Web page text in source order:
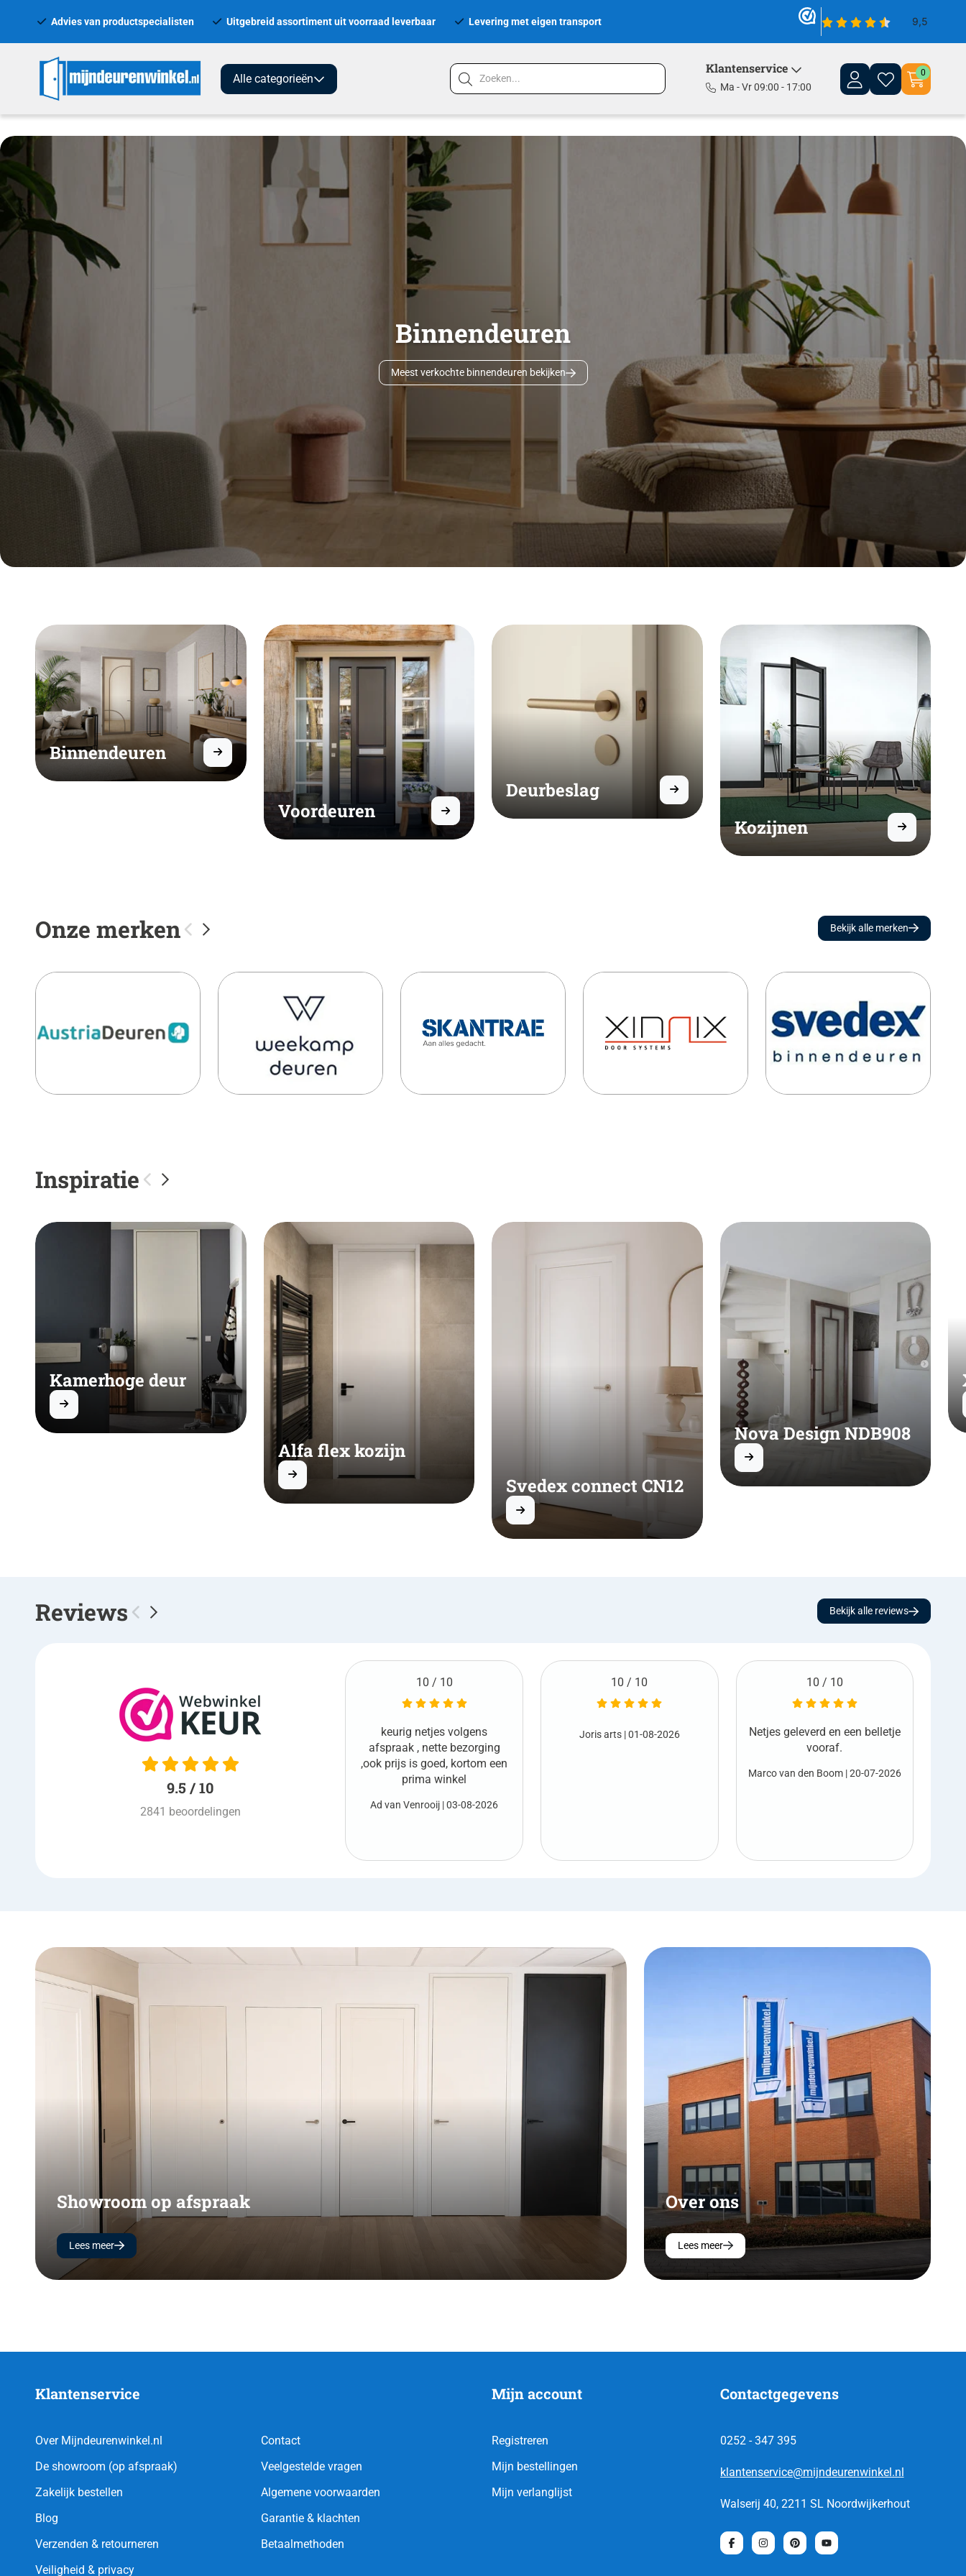
Advies van productspecialisten Uitgebreid assortiment uit voorraad leverbaar Levering met eigen transport
Alle categorieën
Klantenservice
Ma - Vr 09:00 - 17:00
0
Binnendeuren
Meest verkochte binnendeuren bekijken
Binnendeuren
Voordeuren
Deurbeslag
Kozijnen
Onze merken Bekijk alle merken
Inspiratie
Kamerhoge deur
Alfa flex kozijn
Svedex connect CN12
Nova Design NDB908
Reviews Bekijk alle reviews
9.5 / 10
2841 beoordelingen
keurig netjes volgens
,ook prijs is goed, kortom een
prima winkel
Ad van Venrooij
10 / 10
Joris arts| 01-08-2026
10 / 10
Netjes geleverd en een belletje
6 / 10
Harold Sterk| 17-07-2026
Showroom op afspraak
Lees meer
Over ons
Lees meer
Klantenservice
Over Mijndeurenwinkel.nl
De showroom (op afspraak)
Zakelijk bestellen
Blog
Verzenden & retourneren
Veiligheid & privacy
Contact
Veelgestelde vragen
Algemene voorwaarden
Garantie & klachten
Betaalmethoden
Mijn account
Registreren
Mijn bestellingen
Mijn verlanglijst
Contactgegevens
0252 - 347 395
klantenservice@mijndeurenwinkel.nl
Walserij 40, 2211 SL Noordwijkerhout